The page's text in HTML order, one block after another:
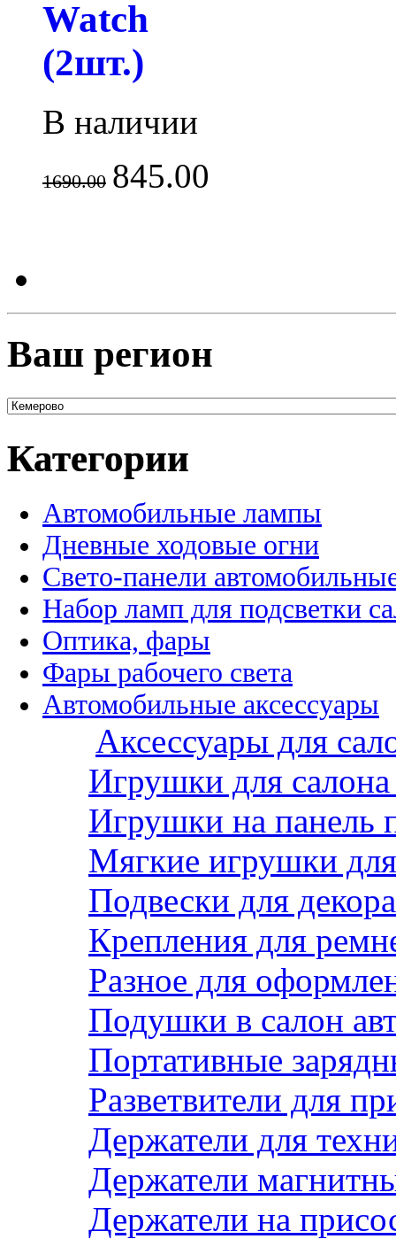
Watch
(2шт.)
В наличии
1690.00 845.00
Ваш регион
Категории
Автомобильные лампы
Дневные ходовые огни
Свето-панели
Набор ламп для подсветки
Оптика, фары
Фары рабочего света
Автомобильные аксессуары
Аксессуары для
Игрушки для
Игрушки на панель
Мягкие игрушки
Подвески для декора
Крепления для
Разное для
Подушки в салон
Портативные
Разветвители для
Держатели для
Держатели
Держатели на